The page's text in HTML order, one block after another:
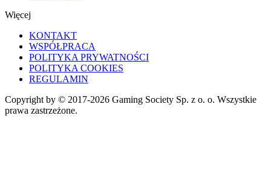
Więcej
KONTAKT
WSPÓŁPRACA
POLITYKA PRYWATNOŚCI
POLITYKA COOKIES
REGULAMIN
Copyright by © 2017-2026 Gaming Society Sp. z o. o. Wszystkie
prawa zastrzeżone.